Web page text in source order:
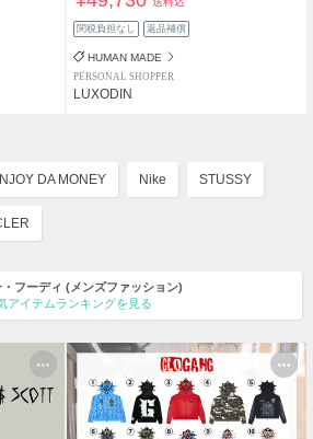
関税負担なし 返品補償
HUMAN MADE
PERSONAL SHOPPER
LUXODIN
DA MONEY Nike STUSSY
フーディ (メンズファッション)
アイテムランキングを見る